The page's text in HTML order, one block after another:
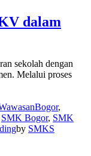
dalam
sekolah dengan
Melalui proses
Bogor,
SMK Bogor, SMK
by SMKS